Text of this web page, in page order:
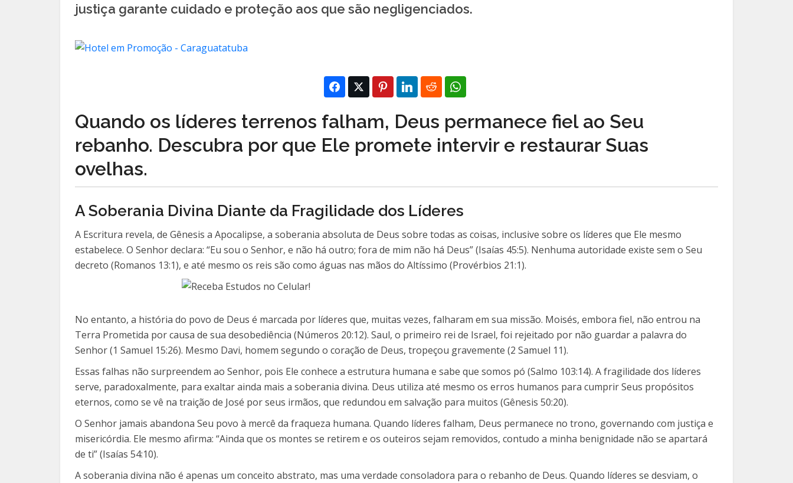
justiça garante cuidado e proteção aos que são negligenciados.
Quando os líderes terrenos falham, Deus permanece fiel ao Seu
rebanho. Descubra por que Ele promete intervir e restaurar Suas
ovelhas.
A Soberania Divina Diante da Fragilidade dos Líderes
A Escritura revela, de Gênesis a Apocalipse, a soberania absoluta de Deus sobre todas as coisas, inclusive sobre os líderes que Ele mesmo
estabelece. O Senhor declara: “Eu sou o Senhor, e não há outro; fora de mim não há Deus” (Isaías 45:5). Nenhuma autoridade existe sem o Seu
decreto (Romanos 13:1), e até mesmo os reis são como águas nas mãos do Altíssimo (Provérbios 21:1).
No entanto, a história do povo de Deus é marcada por líderes que, muitas vezes, falharam em sua missão. Moisés, embora fiel, não entrou na
Terra Prometida por causa de sua desobediência (Números 20:12). Saul, o primeiro rei de Israel, foi rejeitado por não guardar a palavra do
Senhor (1 Samuel 15:26). Mesmo Davi, homem segundo o coração de Deus, tropeçou gravemente (2 Samuel 11).
Essas falhas não surpreendem ao Senhor, pois Ele conhece a estrutura humana e sabe que somos pó (Salmo 103:14). A fragilidade dos líderes
serve, paradoxalmente, para exaltar ainda mais a soberania divina. Deus utiliza até mesmo os erros humanos para cumprir Seus propósitos
eternos, como se vê na traição de José por seus irmãos, que redundou em salvação para muitos (Gênesis 50:20).
O Senhor jamais abandona Seu povo à mercê da fraqueza humana. Quando líderes falham, Deus permanece no trono, governando com justiça e
misericórdia. Ele mesmo afirma: “Ainda que os montes se retirem e os outeiros sejam removidos, contudo a minha benignidade não se apartará
de ti” (Isaías 54:10).
A soberania divina não é apenas um conceito abstrato, mas uma verdade consoladora para o rebanho de Deus. Quando líderes se desviam, o